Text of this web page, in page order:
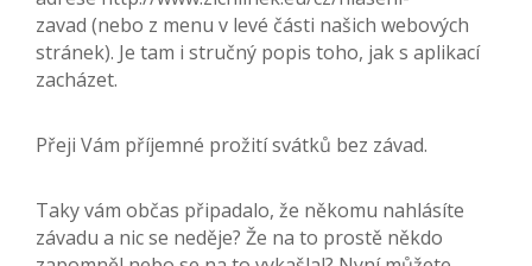
zavad (nebo z menu v levé části našich webových
stránek). Je tam i stručný popis toho, jak s aplikací
zacházet.
Přeji Vám příjemné prožití svátků bez závad.
Taky vám občas připadalo, že někomu nahlásíte
závadu a nic se neděje? Že na to prostě někdo